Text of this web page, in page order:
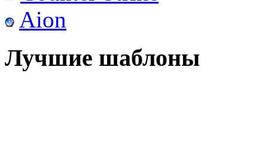
Aion
Лучшие шаблоны